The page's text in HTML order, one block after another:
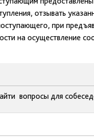
отзывать
при
на осуществление
вопросы для